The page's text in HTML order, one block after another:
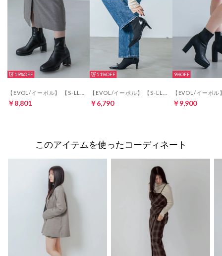
19%
￥8,801
51%
￥6,790
9%
￥9,900
このアイテムを使ったコーディネート